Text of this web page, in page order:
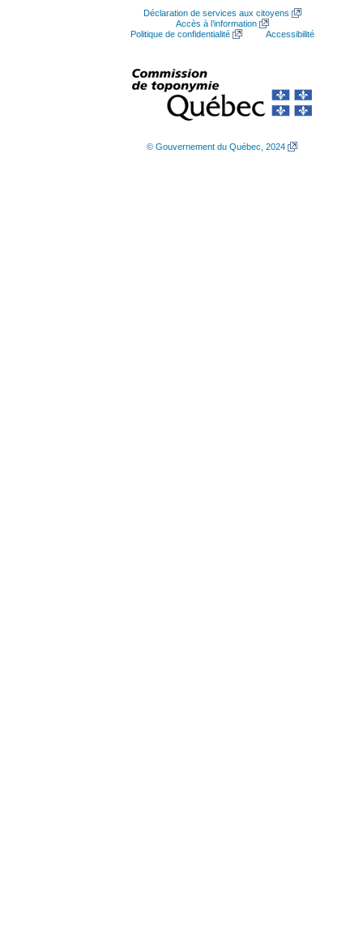
Déclaration de services aux citoyens
Accès à l’information
Politique de confidentialité
Accessibilité
© Gouvernement du Québec, 2024